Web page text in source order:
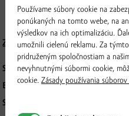
Zloženie a nutričné hodnoty
SKLADOVANIE: Skladujte pri
BALENIE: 1 l
SKUPINOVÉ BALENIE:
Používame súbory cookie na
ponúkaných na tomto webe, na
výsledkov na ich optimalizáciu.
umožnili cielenú reklamu. Za
pridruženým spoločnostiam a
nevyhnutnými súbormi cookie,
cookie. Zásady používania súborov